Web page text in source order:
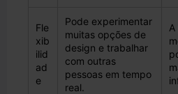
Fle
xib
ilid
ad
e
Pode experimentar
muitas opções de
design e trabalhar
com outras
pessoas em tempo
real.